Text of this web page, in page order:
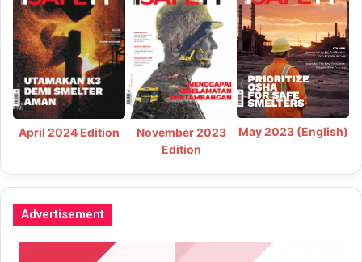
April 2024 Edition
November 2023
Edition
May 2023 (English)
Advertisement